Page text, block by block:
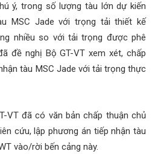
ý, trong số lượng tàu lớn dự kiến
MSC Jade với trọng tải thiết kế
nhiều so với tải trọng được phê
đề nghị Bộ GT-VT xem xét, chấp
tàu MSC Jade với tải trọng thực
VT đã có văn bản chấp thuận chủ
cứu, lập phương án tiếp nhận tàu
vào/rời bến cảng này.